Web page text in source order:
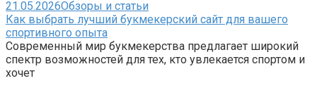
21.05.2026Обзоры и статьи
Как выбрать лучший букмекерский сайт для вашего
спортивного опыта
Современный мир букмекерства предлагает широкий
спектр возможностей для тех, кто увлекается спортом и
хочет